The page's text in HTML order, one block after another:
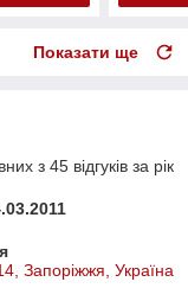
Показати ще
з 45 відгуків за рік
Запоріжжя, Україна